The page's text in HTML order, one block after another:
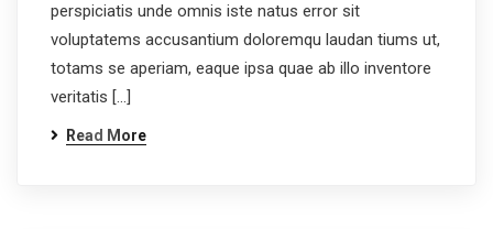
perspiciatis unde omnis iste natus error sit
voluptatems accusantium doloremqu laudan tiums ut,
totams se aperiam, eaque ipsa quae ab illo inventore
veritatis […]
Read More